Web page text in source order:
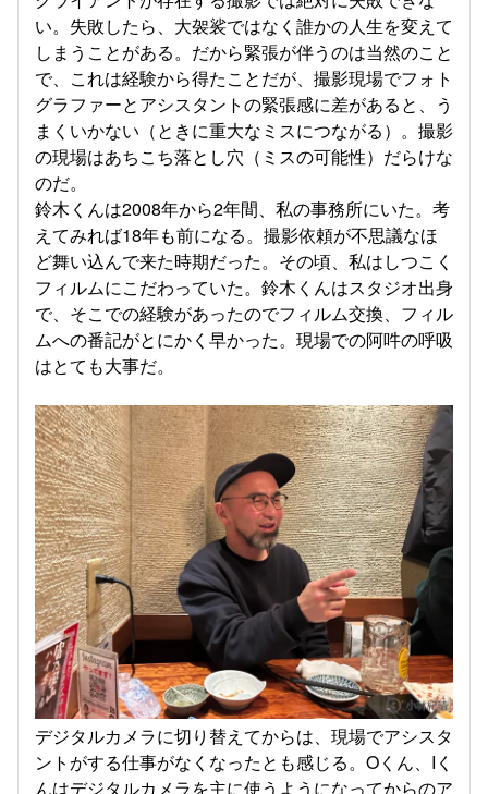
い。失敗したら、大袈裟ではなく誰かの人生を変えて
しまうことがある。だから緊張が伴うのは当然のこと
で、これは経験から得たことだが、撮影現場でフォト
グラファーとアシスタントの緊張感に差があると、う
まくいかない（ときに重大なミスにつながる）。撮影
の現場はあちこち落とし穴（ミスの可能性）だらけな
のだ。
鈴木くんは2008年から2年間、私の事務所にいた。考
えてみれば18年も前になる。撮影依頼が不思議なほ
ど舞い込んで来た時期だった。その頃、私はしつこく
フィルムにこだわっていた。鈴木くんはスタジオ出身
で、そこでの経験があったのでフィルム交換、フィル
ムへの番記がとにかく早かった。現場での阿吽の呼吸
はとても大事だ。
デジタルカメラに切り替えてからは、現場でアシスタ
ントがする仕事がなくなったとも感じる。Oくん、Iく
んはデジタルカメラを主に使うようになってからのア